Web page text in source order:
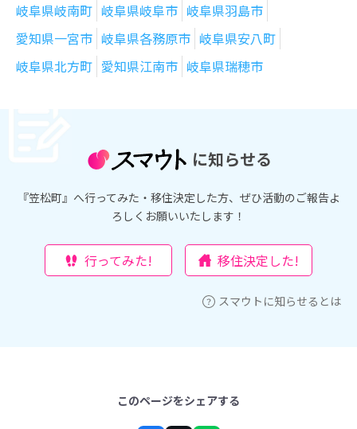
岐阜県岐南町 岐阜県岐阜市 岐阜県羽島市
愛知県一宮市 岐阜県各務原市 岐阜県安八町
岐阜県北方町 愛知県江南市 岐阜県瑞穂市
に知らせる
『笠松町』へ行ってみた・移住決定した方、ぜひ活動のご報告よ
ろしくお願いいたします！
行ってみた! 移住決定した!
スマウトに知らせるとは
このページをシェアする